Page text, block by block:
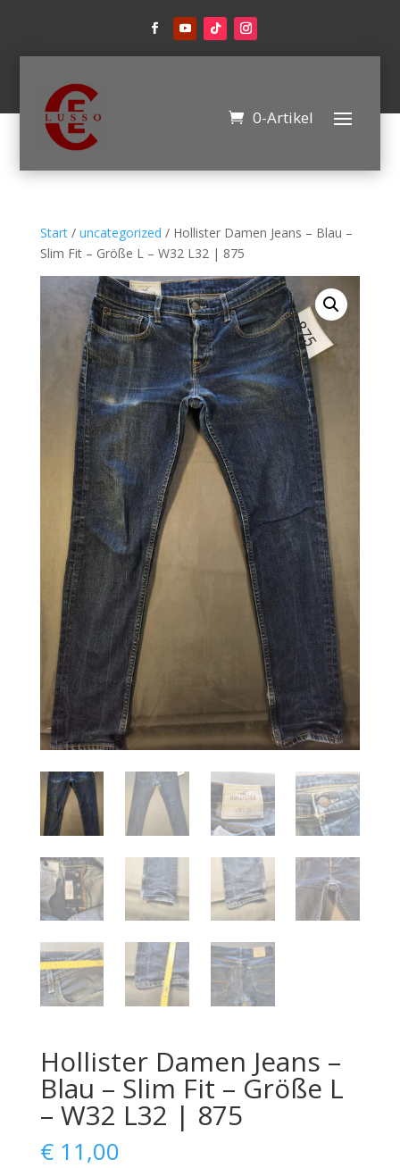
0-Artikel
Start/ uncategorized / Hollister Damen Jeans – Blau –
Slim Fit – Größe L – W32 L32 | 875
Hollister Damen Jeans –
Blau – Slim Fit – Größe L
– W32 L32 | 875
€11,00